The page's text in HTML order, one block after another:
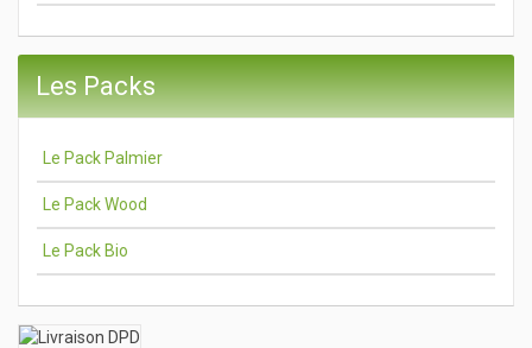
Les Packs
Le Pack Palmier
Le Pack Wood
Le Pack Bio